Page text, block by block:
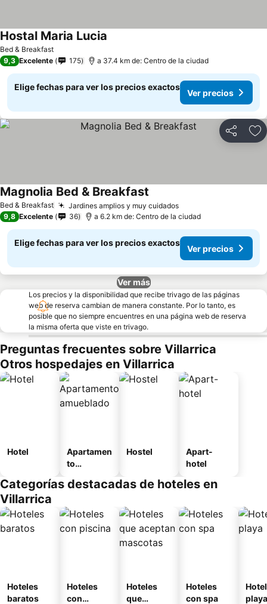
Bed & Breakfast
Hostal Maria Lucia
9,3 Excelente 175 a 37.4 km de: Centro de la ciudad
Elige fechas para ver los precios exactos
Ver precios
Compartir
Bed & Breakfast Jardines amplios y muy cuidadosVer precios
Magnolia Bed & Breakfast
9,8 Excelente 36 a 6.2 km de: Centro de la ciudad
Elige fechas para ver los precios exactos
Ver precios
Ver más
Los precios y la disponibilidad que recibe trivago de las páginas
web de reserva cambian de manera constante. Por lo tanto, es
posible que no siempre encuentres en una página web de reserva
la misma oferta que viste en trivago.
Preguntas frecuentes sobre Villarrica
Otros hospedajes en Villarrica
Hotel
Apartamen
to
o
Hostel
Apart-
hotel
Categorías destacadas de hoteles en
Villarrica
Hoteles
baratos
Hoteles
con
Hoteles
que
Hoteles
con spa
playa